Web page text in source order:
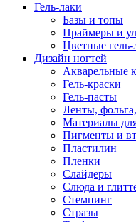
Гель-лаки
Базы и топы
Праймеры и
Цветные гель-
Дизайн ногтей
Акварельные
Гель-краски
Гель-пасты
Ленты,
Материалы
Пигменты и
Пластилин
Пленки
Слайдеры
Слюда и
Стемпинг
Стразы